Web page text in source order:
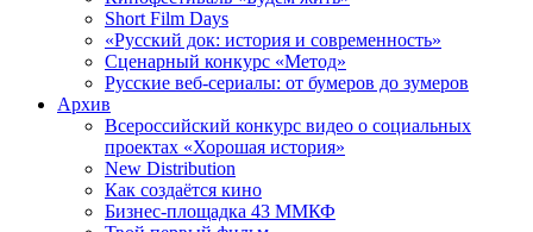
Short Film Days
«Русский док: история и современность»
Сценарный конкурс «Метод»
Русские веб-сериалы: от бумеров до зумеров
Архив
Всероссийский конкурс видео о социальных
проектах «Хорошая история»
New Distribution
Как создаётся кино
Бизнес-площадка 43 ММКФ